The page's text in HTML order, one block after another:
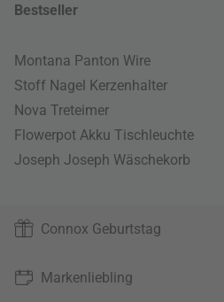
Bestseller
Montana Panton Wire
Stoff Nagel Kerzenhalter
Nova Treteimer
Flowerpot Akku Tischleuchte
Joseph Joseph Wäschekorb
Connox Geburtstag
Markenliebling